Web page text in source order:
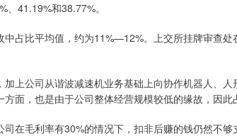
41.19%和38.77%。
占比平均值，约为11%—12%。上交所挂牌审查处
上公司从谐波减速机业务基础上向协作机器人、人
面，也是由于公司整体经营规模较低的缘故，因此
在毛利率有30%的情况下，扣非后赚的钱仍然不够